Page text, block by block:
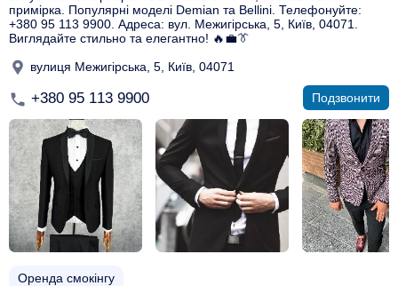
примірка. Популярні моделі Demian та Bellini. Телефонуйте:
+380 95 113 9900. Адреса: вул. Межигірська, 5, Київ, 04071.
Виглядайте стильно та елегантно! 🔥💼👔
вулиця Межигірська, 5, Київ, 04071
+380 95 113 9900 Подзвонити
Оренда смокінгу